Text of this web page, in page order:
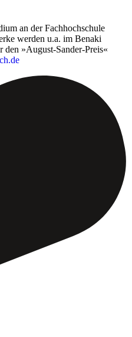
an der Fachhochschule
werden u.a. im Benaki
»August-Sander-Preis«